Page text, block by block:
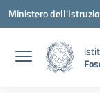
Vai ai contenuti
Vai al menu di
Vai al footer
Ministero